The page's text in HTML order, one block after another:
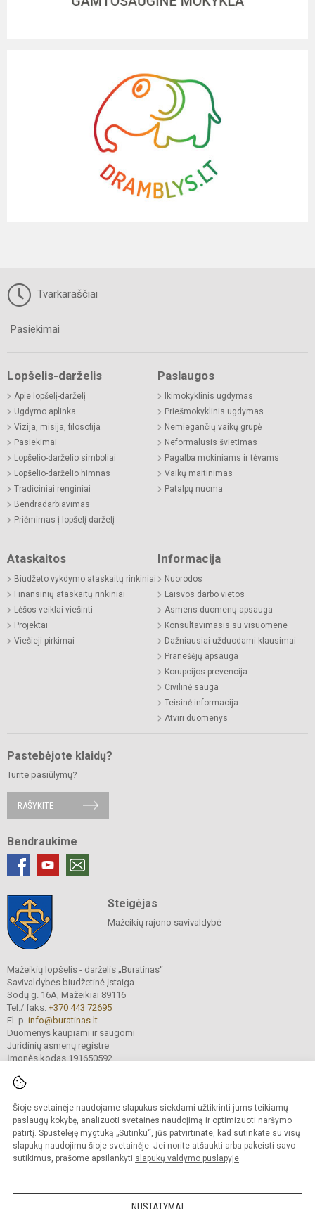
Šioje svetainėje naudojame slapukus siekdami užtikrinti jums teikiamų
paslaugų kokybę, analizuoti svetainės naudojimą ir optimizuoti naršymo
patirtį. Spustelėję mygtuką „Sutinku“, jūs patvirtinate, kad sutinkate su visų
slapukų naudojimu šioje svetainėje. Jei norite atšaukti arba pakeisti savo
sutikimus, prašome apsilankyti slapukų valdymo puslapyje.
NUSTATYMAI
Tvarkaraščiai
Pasiekimai
Lopšelis-darželis
Apie lopšelį-darželį
Ugdymo aplinka
Vizija, misija, filosofija
Pasiekimai
Lopšelio-darželio simboliai
Lopšelio-darželio himnas
Tradiciniai renginiai
Bendradarbiavimas
Priėmimas į lopšelį-darželį
Paslaugos
Ikimokyklinis ugdymas
Priešmokyklinis ugdymas
Nemiegančių vaikų grupė
Neformalusis švietimas
Pagalba mokiniams ir tėvams
Vaikų maitinimas
Patalpų nuoma
Ataskaitos
Biudžeto vykdymo ataskaitų rinkiniai
Finansinių ataskaitų rinkiniai
Lėšos veiklai viešinti
Projektai
Viešieji pirkimai
Informacija
Nuorodos
Laisvos darbo vietos
Asmens duomenų apsauga
Konsultavimasis su visuomene
Dažniausiai užduodami klausimai
Pranešėjų apsauga
Korupcijos prevencija
Civilinė sauga
Teisinė informacija
Atviri duomenys
Pastebėjote klaidų?
Turite pasiūlymų?
RAŠYKITE
Bendraukime
Steigėjas
Mažeikių rajono savivaldybė
Mažeikių lopšelis - darželis „Buratinas“
Savivaldybės biudžetinė įstaiga
Sodų g. 16A, Mažeikiai 89116
Tel./ faks. +370 443 72695
El. p. info@buratinas.lt
Duomenys kaupiami ir saugomi
Juridinių asmenų registre
Įmonės kodas 191650592
© 2024. Mažeikių lopšelis - darželis „Buratinas“. Visos teisės saugomos.
Kopijuoti turinį be raštiško įstaigos administracijos sutikimo griežtai draudžiama.
Prieinamumo paraiška Slapukų valdymas
Sumanus būdas atnaujinti